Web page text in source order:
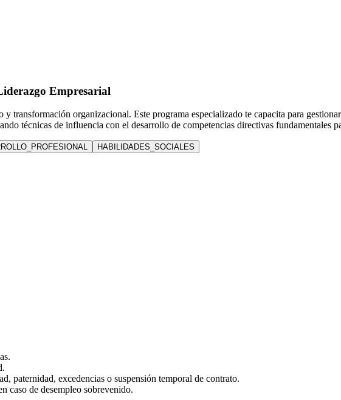
Empresarial
transformación organizacional. Este programa especializado te capacita para
técnicas de influencia con el desarrollo de competencias directivas fundamentales
HABILIDADES_SOCIALES
paternidad, excedencias o suspensión temporal de contrato.
caso de desempleo sobrevenido.